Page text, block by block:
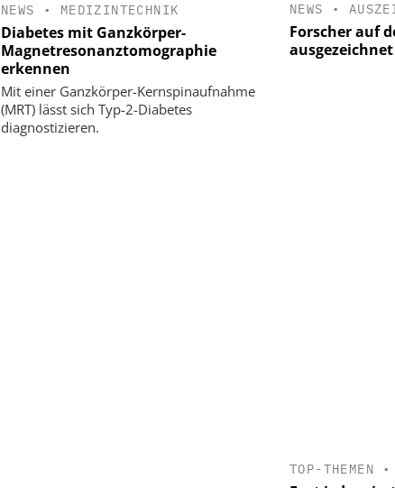
NEWS • MEDIZINTECHNIK
Diabetes mit Ganzkörper-
Magnetresonanztomographie
erkennen
Mit einer Ganzkörper-Kernspinaufnahme
(MRT) lässt sich Typ-2-Diabetes
diagnostizieren.
NEWS •
Forscher auf
ausgezeichnet
TOP-THEMEN •